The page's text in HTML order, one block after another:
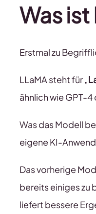
Was
Erstmal zu
LLaMA steht für „
ähnlich wie GPT-
Was das Modell
eigene KI-
Das vorherige
bereits einiges zu
liefert bessere